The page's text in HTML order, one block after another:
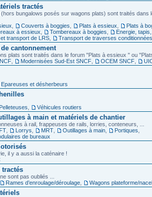
tractés
bungalows posés sur wagons plats) sont traités dans
Couverts à boggies Plats à essieux Plats à
à essieux Tombereaux à boggies Energie,
transport de LRS
Transport de traverses conditionnées
cantonnement
plats sont traités dans le forum "Plats à essieux " ou
Modernisées Sud-Est SNCF OCEM SNCF
Epareuses et désherbeurs
Pelleteuses Véhicules routiers
à main et matériels de chantier
à rail, frappeuses de rails, lorries, conteneurs, ...
Lorrys MRT Outillages à main Portiques
de bureaux
il y a aussi la caténaire !
tractés
sont pas oubliés ...
Rames d’enroulage/déroulage Wagons plateforme/